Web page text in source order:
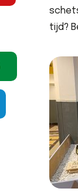
tijd?